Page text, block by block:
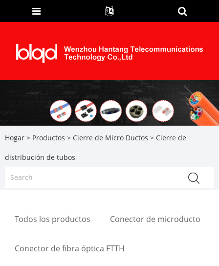
Hogar > Productos > Cierre de Micro Ductos > Cierre de
distribución de tubos
Todos los productos Conector de microducto
Conector de fibra óptica FTTH